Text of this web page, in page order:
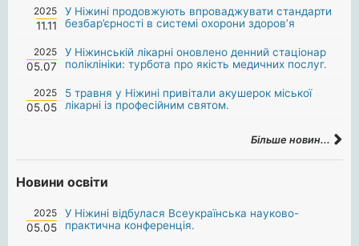
2025
11.11
У Ніжині продовжують впроваджувати стандарти
безбар’єрності в системі охорони здоров’я
2025
05.07
У Ніжинській лікарні оновлено денний стаціонар
поліклініки: турбота про якість медичних послуг.
2025
05.05
5 травня у Ніжині привітали акушерок міської
лікарні із професійним святом.
Більше новин...
Новини освіти
2025
05.05
У Ніжині відбулася Всеукраїнська науково-
практична конференція.